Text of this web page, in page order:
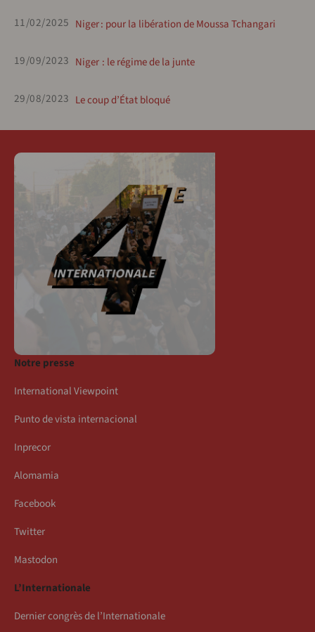
11/02/2025 Niger : pour la libération de Moussa Tchangari
19/09/2023 Niger : le régime de la junte
29/08/2023 Le coup d’État bloqué
Notre presse
International Viewpoint
Punto de vista internacional
Inprecor
Alomamia
Facebook
Twitter
Mastodon
L’Internationale
Dernier congrès de l’Internationale